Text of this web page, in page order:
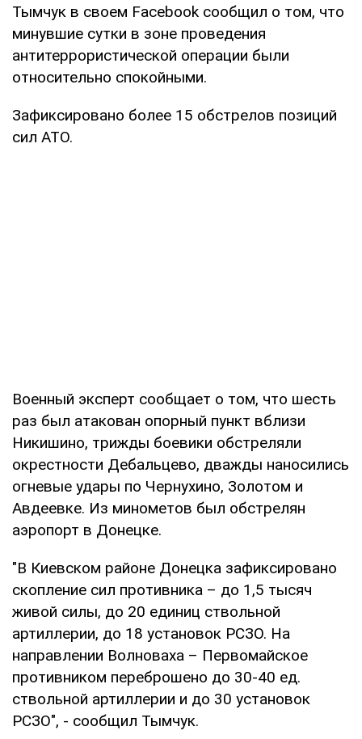
Тымчук в своем Facebook сообщил о том, что
минувшие сутки в зоне проведения
антитеррористической операции были
относительно спокойными.
Зафиксировано более 15 обстрелов позиций
сил АТО.
Военный эксперт сообщает о том, что шесть
раз был атакован опорный пункт вблизи
Никишино, трижды боевики обстреляли
окрестности Дебальцево, дважды наносились
огневые удары по Чернухино, Золотом и
Авдеевке. Из минометов был обстрелян
аэропорт в Донецке.
"В Киевском районе Донецка зафиксировано
скопление сил противника – до 1,5 тысяч
живой силы, до 20 единиц ствольной
артиллерии, до 18 установок РСЗО. На
направлении Волноваха – Первомайское
противником переброшено до 30-40 ед.
ствольной артиллерии и до 30 установок
РСЗО", - сообщил Тымчук.